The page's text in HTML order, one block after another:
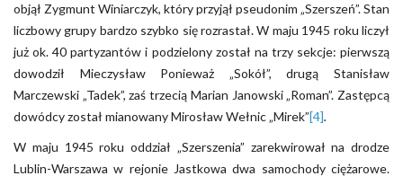
objął Zygmunt Winiarczyk, który przyjął pseudonim „Szerszeń”. Stan
liczbowy grupy bardzo szybko się rozrastał. W maju 1945 roku liczył
już ok. 40 partyzantów i podzielony został na trzy sekcje: pierwszą
dowodził Mieczysław Ponieważ „Sokół”, drugą Stanisław
Marczewski „Tadek”, zaś trzecią Marian Janowski „Roman”. Zastępcą
dowódcy został mianowany Mirosław Wełnic „Mirek”[4].
W maju 1945 roku oddział „Szerszenia” zarekwirował na drodze
Lublin-Warszawa w rejonie Jastkowa dwa samochody ciężarowe.